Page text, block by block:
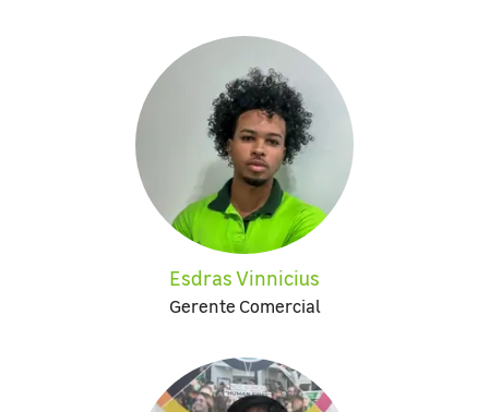
Esdras Vinnicius
Gerente Comercial